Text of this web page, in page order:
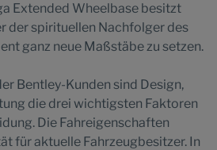
Extended Wheelbase besitzt
der spirituellen Nachfolger des
ganz neue Maßstäbe zu setzen.
Bentley-Kunden sind Design,
die drei wichtigsten Faktoren
Die Fahreigenschaften
für aktuelle Fahrzeugbesitzer. In